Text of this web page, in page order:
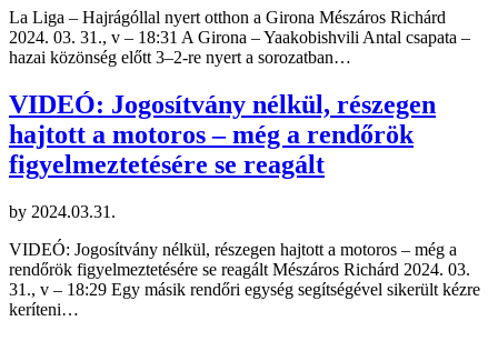
La Liga – Hajrágóllal nyert otthon a Girona Mészáros Richárd
2024. 03. 31., v – 18:31 A Girona – Yaakobishvili Antal csapata –
hazai közönség előtt 3–2-re nyert a sorozatban…
VIDEÓ: Jogosítvány nélkül, részegen
hajtott a motoros – még a rendőrök
figyelmeztetésére se reagált
by 2024.03.31.
VIDEÓ: Jogosítvány nélkül, részegen hajtott a motoros – még a
rendőrök figyelmeztetésére se reagált Mészáros Richárd 2024. 03.
31., v – 18:29 Egy másik rendőri egység segítségével sikerült kézre
keríteni…